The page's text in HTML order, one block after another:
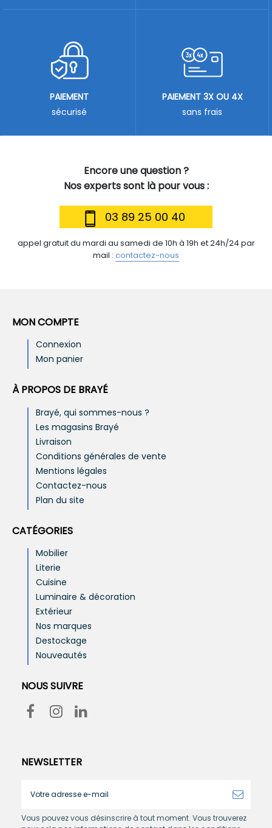
Encore une question ?
Nos experts sont là pour vous :
03 89 25 00 40
appel gratuit du mardi au samedi de 10h à 19h et 24h/24 par
mail : contactez-nous
PAIEMENT
sécurisé
PAIEMENT 3X OU 4X
sans frais
MON COMPTE
Connexion
Mon panier
À PROPOS DE BRAYÉ
Brayé, qui sommes-nous ?
Les magasins Brayé
Livraison
Conditions générales de vente
Mentions légales
Contactez-nous
Plan du site
CATÉGORIES
Mobilier
Literie
Cuisine
Luminaire & décoration
Extérieur
Nos marques
Destockage
Nouveautés
NOUS SUIVRE
NEWSLETTER
Vous pouvez vous désinscrire à tout moment. Vous trouverez